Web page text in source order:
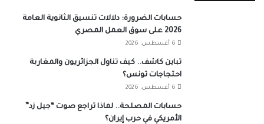
حسابات الضرورة: دلالات تنسيق الثانوية العامة
2026 على سوق العمل المصري
6 أغسطس، 2026
تباين كاشف.. كيف تناول الجزائريون والمغاربة
احتجاجات تونس؟
6 أغسطس، 2026
حسابات المصلحة.. لماذا تراجع صوت “جيل زد”
الأمريكي في حرب إيران؟